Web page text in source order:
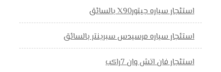
استئجار سياره جيتورX90 بالسائق
استئجار سياره مرسيدس سبرينتر بالسائق
استئجار فان اتش وان 7راكب